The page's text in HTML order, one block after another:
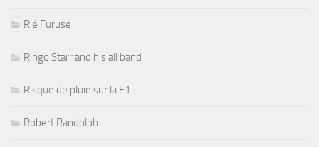
Rié Furuse
Ringo Starr and his all band
Risque de pluie sur la F1
Robert Randolph